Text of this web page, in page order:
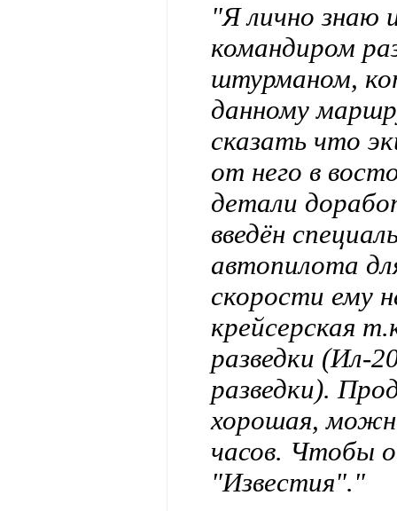
"Я лично знаю
командиром
штурманом,
данному
сказать что
от него в
детали
введён
автопилота
скорости ему
крейсерская
разведки (Ил-
разведки).
хорошая,
часов. Чтобы
"Известия"."